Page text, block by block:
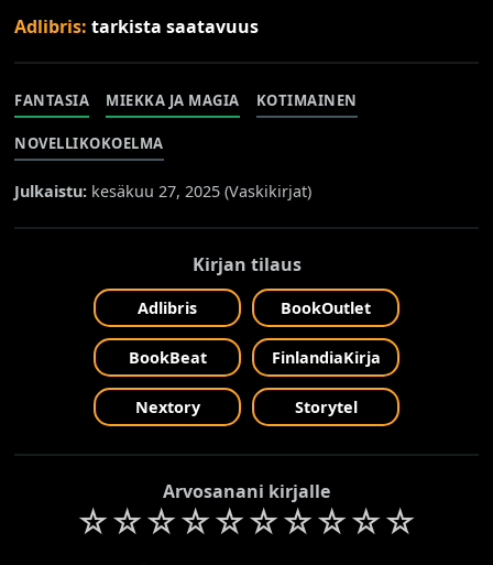
Adlibris:tarkista saatavuus
FANTASIA MIEKKA JA MAGIA KOTIMAINEN
NOVELLIKOKOELMA
Julkaistu: kesäkuu 27, 2025 (Vaskikirjat)
Kirjan tilaus
Adlibris BookOutlet
BookBeat FinlandiaKirja
Nextory Storytel
Arvosanani kirjalle
☆☆☆☆☆☆☆☆☆☆